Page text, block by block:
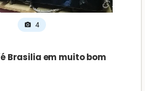
photo_camera 4
Brasilia em muito bom